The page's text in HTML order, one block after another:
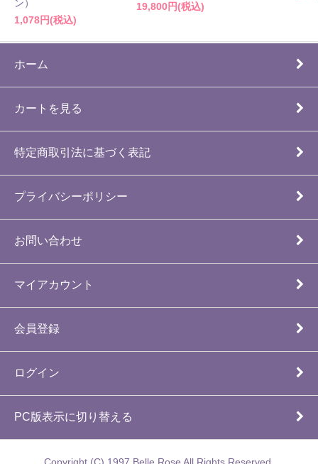
ン）
1,078円(税込)
19,800円(税込)
ホーム
カートを見る
特定商取引法に基づく表記
プライバシーポリシー
お問い合わせ
マイアカウント
会員登録
ログイン
PC版表示に切り替える